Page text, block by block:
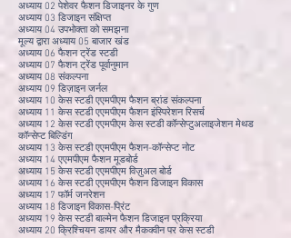
अध्याय 02 पेशेवर फैशन डिजाइनर के गुण
अध्याय 03 डिजाइन संक्षिप्त
अध्याय 04 उपभोक्ता को समझना
मूल्य द्वारा अध्याय 05 बाजार खंड
अध्याय 06 फैशन ट्रेंड स्टडी
अध्याय 07 फैशन ट्रेंड पूर्वानुमान
अध्याय 08 संकल्पना
अध्याय 09 डिज़ाइन जर्नल
अध्याय 10 केस स्टडी एएमपीएम फैशन ब्रांड संकल्पना
अध्याय 11 केस स्टडी एएमपीएम फैशन इंस्पिरेशन रिसर्च
अध्याय 12 केस स्टडी एएमपीएम केस स्टडी कॉन्सेप्टुअलाइजेशन मेथड
कॉन्सेप्ट बिल्डिंग
अध्याय 13 केस स्टडी एएमपीएम फैशन-कॉन्सेप्ट नोट
अध्याय 14 एएमपीएम फैशन मूडबोर्ड
अध्याय 15 केस स्टडी एएमपीएम विज़ुअल बोर्ड
अध्याय 16 केस स्टडी एएमपीएम फैशन डिजाइन विकास
अध्याय 17 फॉर्म जनरेशन
अध्याय 18 डिजाइन विकास-प्रिंट
अध्याय 19 केस स्टडी बाल्मेन फैशन डिजाइन प्रक्रिया
अध्याय 20 क्रिश्चियन डायर और मैकक्वीन पर केस स्टडी